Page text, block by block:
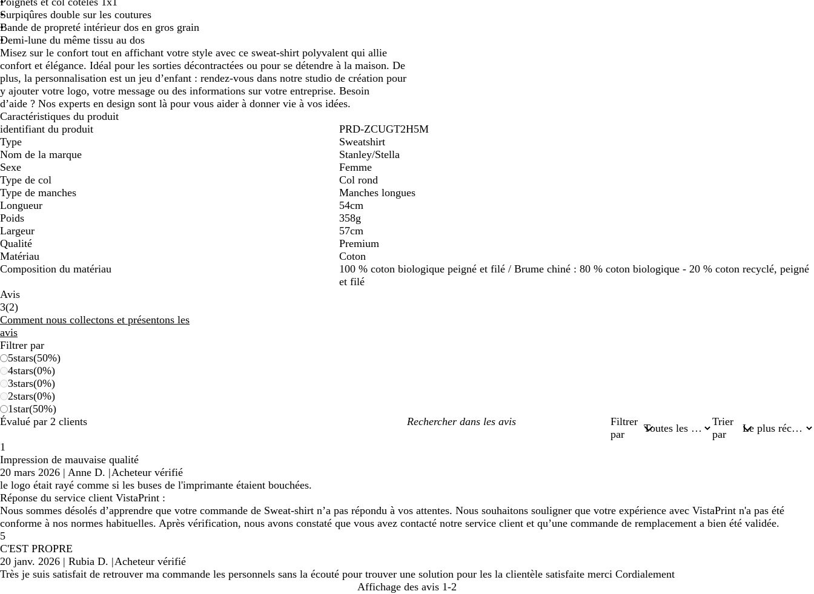
Surpiqûres double sur les coutures
Bande de propreté intérieur dos en gros grain
Demi-lune du même tissu au dos
Misez sur le confort tout en affichant votre style avec ce sweat-shirt polyvalent qui allie
confort et élégance. Idéal pour les sorties décontractées ou pour se détendre à la maison. De
plus, la personnalisation est un jeu d’enfant : rendez-vous dans notre studio de création pour
y ajouter votre logo, votre message ou des informations sur votre entreprise. Besoin
d’aide ? Nos experts en design sont là pour vous aider à donner vie à vos idées.
Caractéristiques du produit
identifiant du produit
PRD-ZCUGT2H5M
Type
Sweatshirt
Nom de la marque
Stanley/Stella
Sexe
Femme
Type de col
Col rond
Type de manches
Manches longues
Longueur
54cm
Poids
358g
Largeur
57cm
Qualité
Premium
Matériau
Coton
Composition du matériau
100 % coton biologique peigné et filé / Brume chiné : 80 % coton biologique - 20 % coton recyclé, peigné
et filé
Avis
3(22
avis
)
Comment nous collectons et présentons les
avis
Filtrer par
5stars(50%)
4stars(0%)
3stars(0%)
2stars(0%)
1star(50%)
Évalué par 2 clients
Mes
Filtrer
par
Trier
par
1
Impression de mauvaise qualité
20 mars 2026 | Anne D. |Acheteur vérifié
le logo était rayé comme si les buses de l'imprimante étaient bouchées.
Réponse du service client VistaPrint :
Nous sommes désolés d’apprendre que votre commande de Sweat-shirt n’a pas répondu à vos attentes. Nous souhaitons souligner que votre expérience avec VistaPrint n'a pas été
conforme à nos normes habituelles. Après vérification, nous avons constaté que vous avez contacté notre service client et qu’une commande de remplacement a bien été validée.
5
C'EST PROPRE
20 janv. 2026 | Rubia D. |Acheteur vérifié
Très je suis satisfait de retrouver ma commande les personnels sans la écouté pour trouver une solution pour les la clientèle satisfaite merci Cordialement
Affichage des avis 1-2